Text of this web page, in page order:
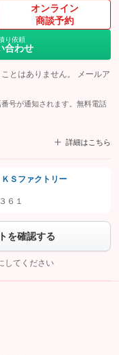
オンライン
商談予約
り依頼
合わせ
とはありません。 メールア
号が通知されます。無料電話
詳細はこちら
から「許可する」ボタンを押
い合わせを
Ｓファクトリー
６１
を確認する
してください